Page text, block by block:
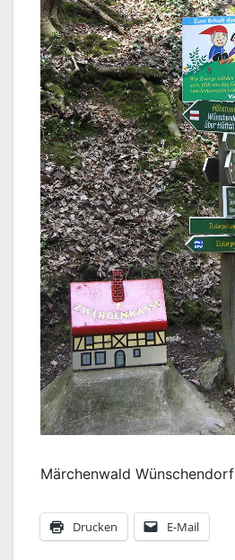
Märchenwald Wünschendorf
Drucken E-Mail